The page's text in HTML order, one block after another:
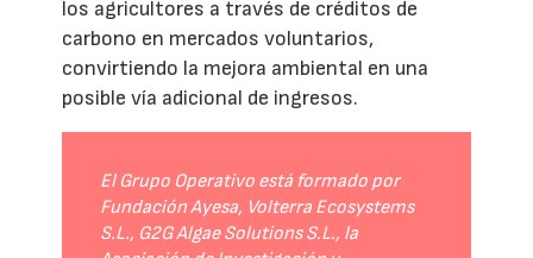
los agricultores a través de créditos de
carbono en mercados voluntarios,
convirtiendo la mejora ambiental en una
posible vía adicional de ingresos.
El Grupo Operativo está formado por
Fundación Ayesa, Volterra Ecosystems
S.L., G2G Algae Solutions S.L., la